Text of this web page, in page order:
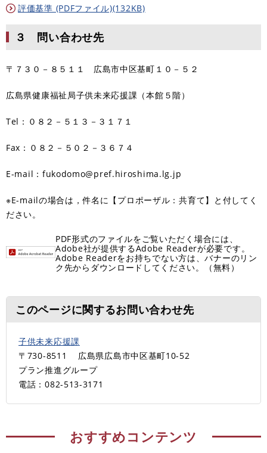
評価基準 (PDFファイル)(132KB)
３ 問い合わせ先
〒７３０－８５１１ 広島市中区基町１０－５２
広島県健康福祉局子供未来応援課（本館５階）
Tel：０８２－５１３－３１７１
Fax：０８２－５０２－３６７４
E-mail：fukodomo@pref.hiroshima.lg.jp
※E-mailの場合は，件名に【プロポーザル：共育て】と付してく
ださい。
PDF形式のファイルをご覧いただく場合には、
Adobe社が提供するAdobe Readerが必要です。
Adobe Readerをお持ちでない方は、バナーのリン
ク先からダウンロードしてください。（無料）
このページに関するお問い合わせ先
子供未来応援課
〒730-8511
広島県広島市中区基町10-52
プラン推進グループ
電話：082-513-3171
おすすめコンテンツ